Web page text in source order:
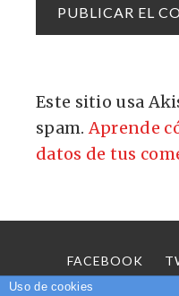
Este sitio usa
spam.Aprende
datos de tus
FACEBOOK
Uso de cookies